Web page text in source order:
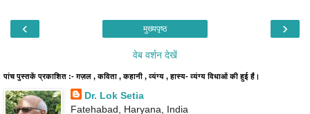
‹ ›
मुख्यपृष्ठ
वेब वर्शन देखें
पांच पुस्तकें प्रकाशित :- ग़ज़ल , कविता , कहानी , व्यंग्य , हास्य- व्यंग्य विधाओं की हुई हैं।
Dr. Lok Setia
Fatehabad, Haryana, India